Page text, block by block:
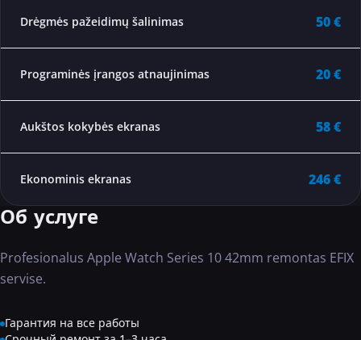
Drėgmės pažeidimų šalinimas 50 €
Programinės įrangos atnaujinimas 20 €
Aukštos kokybės ekranas 58 €
Ekonominis ekranas 246 €
Об услуге
Profesionalus Apple Watch Series 10 42mm remontas EFIX
servise.
Гарантия на все работы